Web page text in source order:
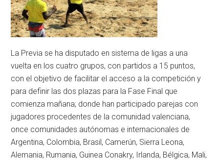
La Previa se ha disputado en sistema de ligas a una
vuelta en los cuatro grupos, con partidos a 15 puntos,
con el objetivo de facilitar el acceso a la competición y
para definir las dos plazas para la Fase Final que
comienza mañana; donde han participado parejas con
jugadores procedentes de la comunidad valenciana,
once comunidades autónomas e internacionales de
Argentina, Colombia, Brasil, Camerún, Sierra Leona,
Alemania, Rumania, Guinea Conakry, Irlanda, Bélgica, Mali,